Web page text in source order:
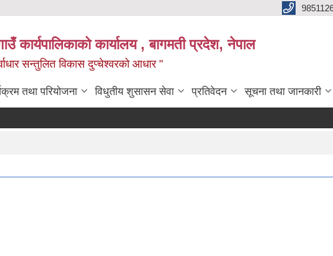
कार्यपालिकाको कार्यालय , बागमती प्रदेश, नेपाल
सन्तुलित विकास दुप्चेश्वरको आधार "
तथा परियोजना विधुतीय शुसासन सेवा प्रतिवेदन सूचना तथा जानकारी